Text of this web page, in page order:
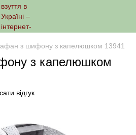
з шифону з капелюшком 13941
з капелюшком
відгук